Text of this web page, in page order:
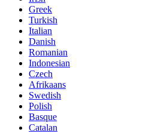
Greek
Turkish
Italian
Danish
Romanian
Indonesian
Czech
Afrikaans
Swedish
Polish
Basque
Catalan